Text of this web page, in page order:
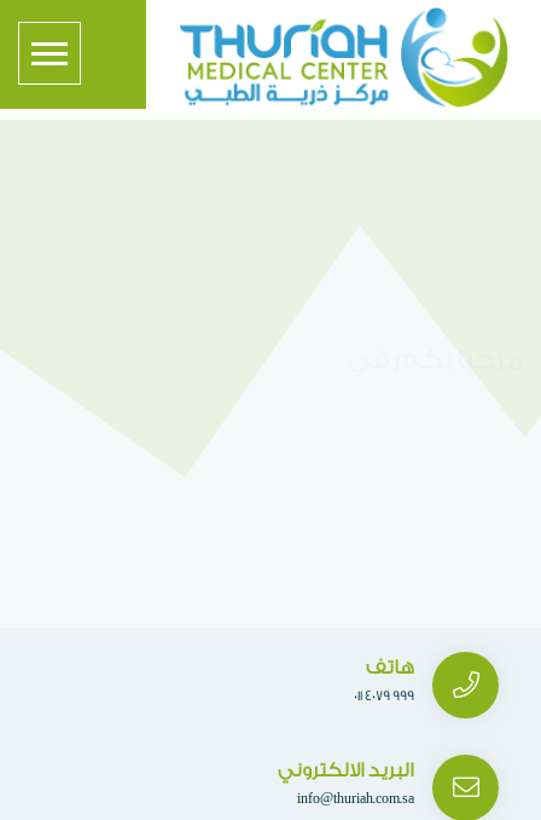
مرحباً بكم في
مركز ذرية الطبي
هاتف
011 4079 999
البريد الالكتروني
info@thuriah.com.sa